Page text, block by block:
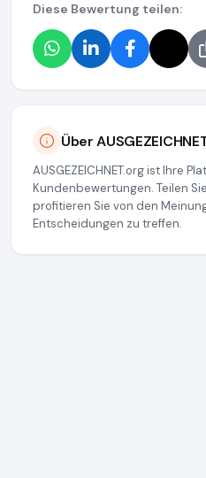
Diese Bewertung teilen:
Über
AUSGEZEICHNET.org ist Ihre
Kundenbewertungen. Teilen
profitieren Sie von den
Entscheidungen zu treffen.